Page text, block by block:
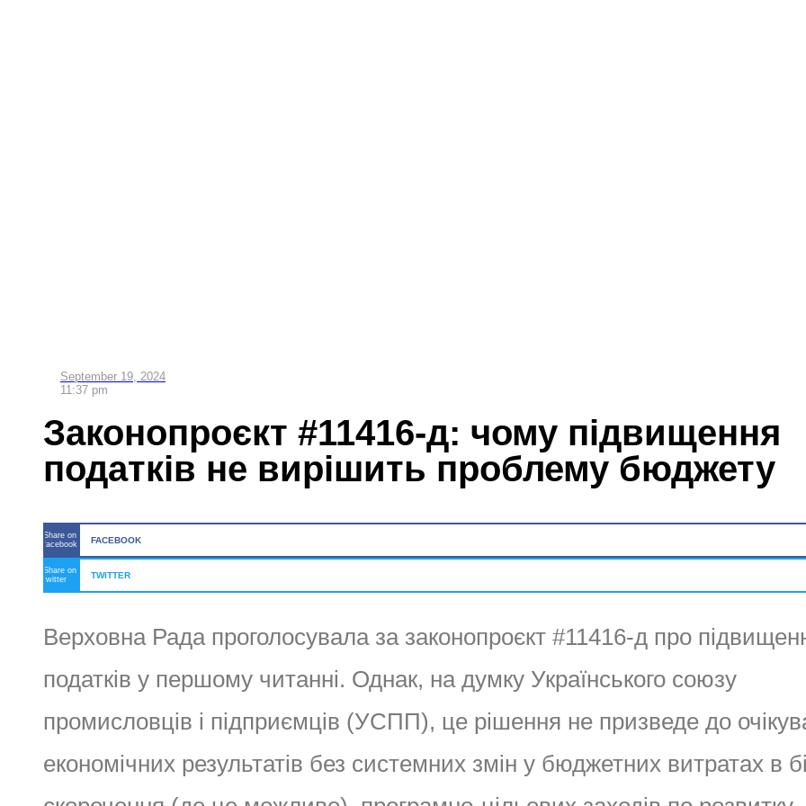
September 19, 2024
11:37 pm
Законопроєкт #11416-д: чому підвищення
податків не вирішить проблему бюджету
Share on
facebook
FACEBOOK
Share on
twitter
TWITTER
Верховна Рада проголосувала за законопроєкт #11416-д про
податків у першому читанні. Однак, на думку Українського союзу
промисловців і підприємців (УСПП), це рішення не призведе до
економічних результатів без системних змін у бюджетних витратах в